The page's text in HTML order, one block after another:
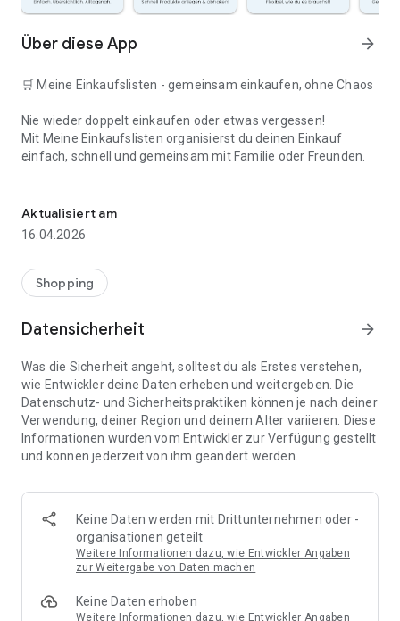
Über diese App arrow_forward
🛒 Meine Einkaufslisten - gemeinsam einkaufen, ohne Chaos
Nie wieder doppelt einkaufen oder etwas vergessen!
Mit Meine Einkaufslisten organisierst du deinen Einkauf
einfach, schnell und gemeinsam mit Familie oder Freunden.
👨‍👩‍👧 Gemeinsame Einkaufslisten in Echtzeit: Alle sehen
⚡ Superschnell & einfach: Liste in Sekunden erstellen und
sofort loslegen.
📱 Immer dabei: Deine Einkaufsliste ist jederzeit auf deinem
🤝 Teilen leicht gemacht: Lade andere ein und erledigt den
Einkauf gemeinsam.
🍳 Zutaten direkt aus Rezepten übernehmen: Importiere
Zutaten von Rezept-Webseiten und verwandle sie
🚀 DEINE VORTEILE IM ALLTAG
* Nie wieder doppelte Einkäufe
* Kein Chaos mehr beim Einkaufen
* Bessere Abstimmung mit Familie & Freunden
* Perfekt für die Essensplanung
Aktualisiert am
16.04.2026
Shopping
Datensicherheit arrow_forward
Was die Sicherheit angeht, solltest du als Erstes verstehen,
wie Entwickler deine Daten erheben und weitergeben. Die
Datenschutz- und Sicherheitspraktiken können je nach deiner
Verwendung, deiner Region und deinem Alter variieren. Diese
Informationen wurden vom Entwickler zur Verfügung gestellt
und können jederzeit von ihm geändert werden.
Keine Daten werden mit Drittunternehmen oder -
organisationen geteilt
Weitere Informationen dazu, wie Entwickler Angaben
zur Weitergabe von Daten machen
Keine Daten erhoben
Weitere Informationen dazu, wie Entwickler Angaben